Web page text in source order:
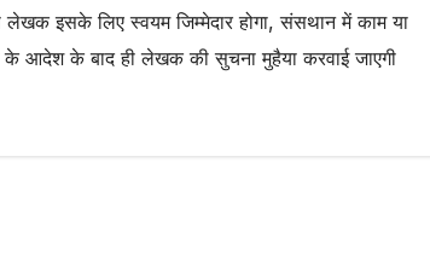
इसके लिए स्वयम जिम्मेदार होगा, संसथान में काम या
के आदेश के बाद ही लेखक की सुचना मुहैया करवाई जाएगी